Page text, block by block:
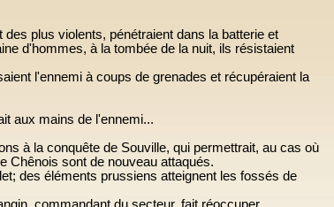
plus violents, pénétraient dans la batterie et
d'hommes, à la tombée de la nuit, ils résistaient
l'ennemi à coups de grenades et récupéraient la
aux mains de l'ennemi...
à la conquête de Souville, qui permettrait, au cas où
Chênois sont de nouveau attaqués.
des éléments prussiens atteignent les fossés de